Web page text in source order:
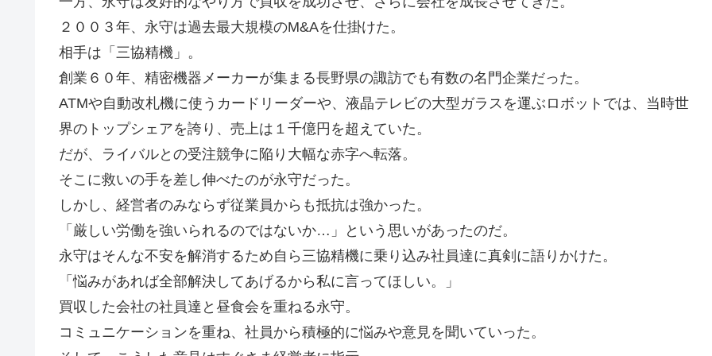
２００３年、永守は過去最大規模のM&Aを仕掛けた。
相手は「三協精機」。
創業６０年、精密機器メーカーが集まる長野県の諏訪でも有数の名門企業だった。
ATMや自動改札機に使うカードリーダーや、液晶テレビの大型ガラスを運ぶロボットでは、当時世
界のトップシェアを誇り、売上は１千億円を超えていた。
だが、ライバルとの受注競争に陥り大幅な赤字へ転落。
そこに救いの手を差し伸べたのが永守だった。
しかし、経営者のみならず従業員からも抵抗は強かった。
「厳しい労働を強いられるのではないか…」という思いがあったのだ。
永守はそんな不安を解消するため自ら三協精機に乗り込み社員達に真剣に語りかけた。
「悩みがあれば全部解決してあげるから私に言ってほしい。」
買収した会社の社員達と昼食会を重ねる永守。
コミュニケーションを重ね、社員から積極的に悩みや意見を聞いていった。